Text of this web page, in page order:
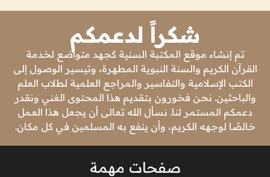
شكراً لدعمكم
تم إنشاء موقع المكتبة السنية كجهد متواضع لخدمة
القرآن الكريم والسنة النبوية المطهرة، وتيسير الوصول إلى
الكتب الإسلامية والتفاسير والمراجع العلمية لطلاب العلم
والباحثين. نحن فخورون بتقديم هذا المحتوى الغني ونقدر
دعمكم المستمر لنا. نسأل الله تعالى أن يجعل هذا العمل
خالصًا لوجهه الكريم، وأن ينفع به المسلمين في كل مكان.
صفحات مهمة